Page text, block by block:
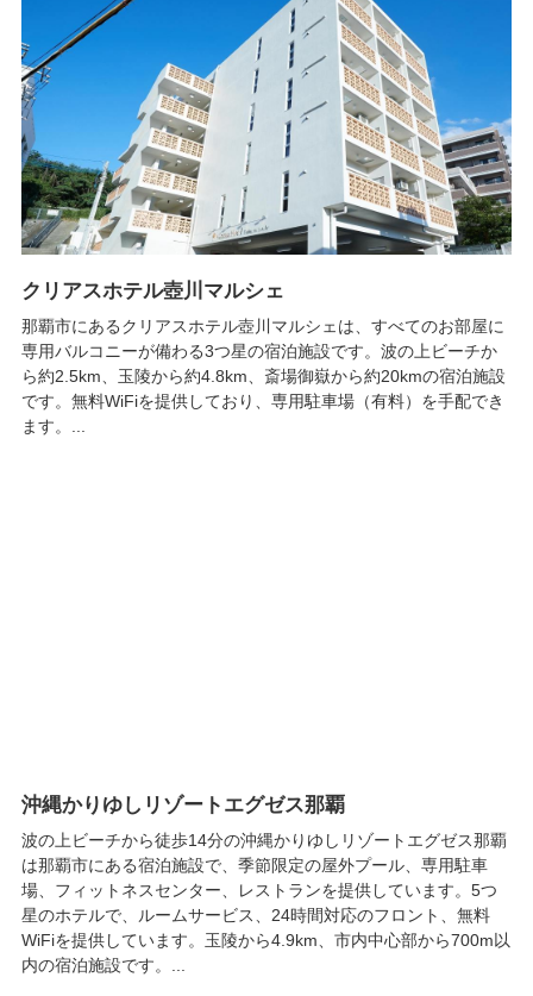
クリアスホテル壺川マルシェ
那覇市にあるクリアスホテル壺川マルシェは、すべてのお部屋に
専用バルコニーが備わる3つ星の宿泊施設です。波の上ビーチか
ら約2.5km、玉陵から約4.8km、斎場御嶽から約20kmの宿泊施設
です。無料WiFiを提供しており、専用駐車場（有料）を手配でき
ます。...
沖縄かりゆしリゾートエグゼス那覇
波の上ビーチから徒歩14分の沖縄かりゆしリゾートエグゼス那覇
は那覇市にある宿泊施設で、季節限定の屋外プール、専用駐車
場、フィットネスセンター、レストランを提供しています。5つ
星のホテルで、ルームサービス、24時間対応のフロント、無料
WiFiを提供しています。玉陵から4.9km、市内中心部から700m以
内の宿泊施設です。...